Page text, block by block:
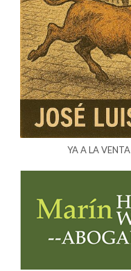
YA A LA VENTA